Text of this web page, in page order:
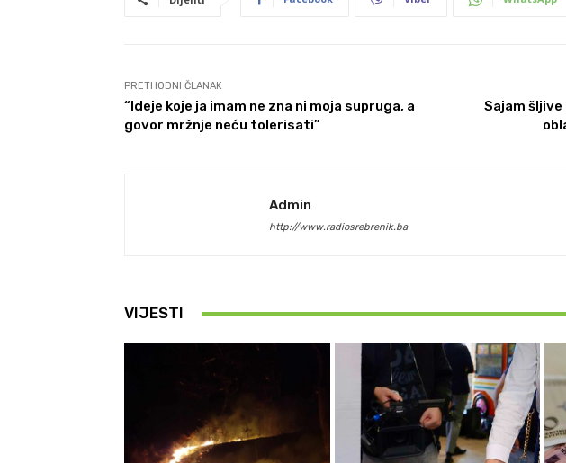
PRETHODNI ČLANAK
“Ideje koje ja imam ne zna ni moja supruga, a
govor mržnje neću tolerisati”
Sajam
Admin
http://www.radiosrebrenik.ba
VIJESTI